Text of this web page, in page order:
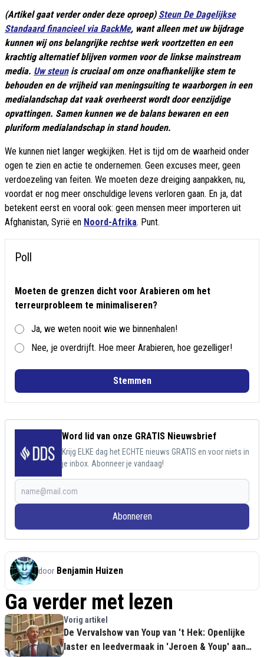
(Artikel gaat verder onder deze oproep) Steun De Dagelijkse
Standaard financieel via BackMe, want alleen met uw bijdrage
kunnen wij ons belangrijke rechtse werk voortzetten en een
krachtig alternatief blijven vormen voor de linkse mainstream
media. Uw steunis cruciaal om onze onafhankelijke stem te
behouden en de vrijheid van meningsuiting te waarborgen in een
medialandschap dat vaak overheerst wordt door eenzijdige
opvattingen. Samen kunnen we de balans bewaren en een
pluriform medialandschap in stand houden.
We kunnen niet langer wegkijken. Het is tijd om de waarheid onder
ogen te zien en actie te ondernemen. Geen excuses meer, geen
verdoezeling van feiten. We moeten deze dreiging aanpakken, nu,
voordat er nog meer onschuldige levens verloren gaan. En ja, dat
betekent eerst en vooral ook: geen mensen meer importeren uit
Afghanistan, Syrië en Noord-Afrika. Punt.
Poll
Moeten de grenzen dicht voor Arabieren om het
terreurprobleem te minimaliseren?
Ja, we weten nooit wie we binnenhalen!
Nee, je overdrijft. Hoe meer Arabieren, hoe gezelliger!
Stemmen
Word lid van onze GRATIS Nieuwsbrief
Krijg ELKE dag het ECHTE nieuws GRATIS en voor niets in
je inbox. Abonneer je vandaag!
Abonneren
door Benjamin Huizen
Ga verder met lezen
Vorig artikel
De Vervalshow van Youp van 't Hek: Openlijke
laster en leedvermaak in 'Jeroen & Youp' aan